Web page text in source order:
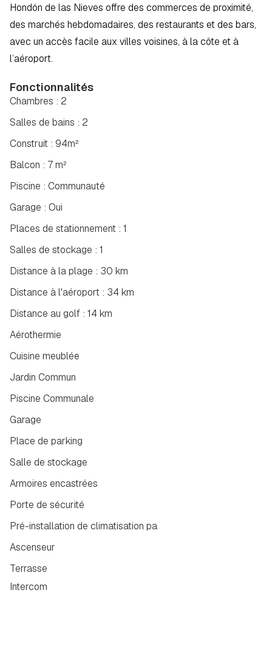
Hondón de las Nieves offre des commerces de proximité,
des marchés hebdomadaires, des restaurants et des bars,
avec un accès facile aux villes voisines, à la côte et à
l’aéroport.
Fonctionnalités
Salles de bains : 2
Construit : 94m²
Chambres : 2
Balcon : 7 m²
Piscine : Communauté
Garage : Oui
Places de stationnement : 1
Salles de stockage : 1
Distance à la plage : 30 km
Distance à l'aéroport : 34 km
Distance au golf : 14 km
Aérothermie
Cuisine meublée
Jardin Commun
Piscine Communale
Garage
Place de parking
Salle de stockage
Armoires encastrées
Porte de sécurité
Pré-installation de climatisation par conduits
Ascenseur
Terrasse
Intercom